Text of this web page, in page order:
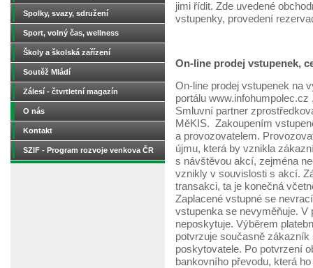
Spolky, svazy, sdružení
Sport, volný čas, wellness
Školy a školská zařízení
Soutěž Mládí
Zálesí - čtvrtletní magazín
O nás
Kontakt
SZIF - Program rozvoje venkova ČR
jimi řídit. Zde uvedené
vstupenky, provedení
On-line prodej vstupenek,
On-line prodej vstupenek na
portálu
Smluvní partner
MěKIS. Zakoupením
a provozovatelem.
újmu, která by vznikla
s návštěvou akcí, zejména
vznikly v souvislosti s akcí.
transakci, ta je konečná
Zaplacené vstupné se
vstupenka se nevyměňuje.
neposkytuje. Výběrem
potvrzuje současně
poskytovatele. Po potvrzení
bankovního převodu, která